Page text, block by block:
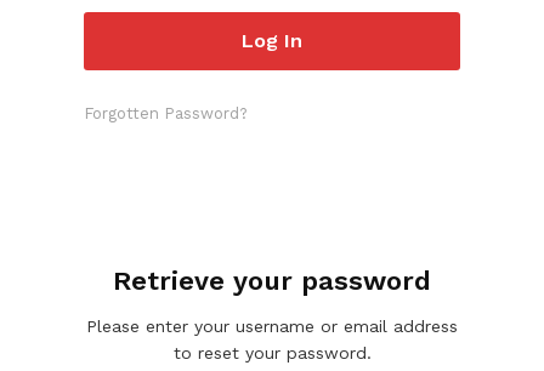
Forgotten Password?
Retrieve your password
Please enter your username or email address
to reset your password.